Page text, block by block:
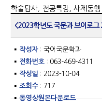
학술답사, 전공특강, 사제동
<2023학년도 국문과 브이로그
작성자 : 국어국문학과
전화번호 : 063-469-4311
작성일 : 2023-10-04
조회수 : 717
동영상원본다운로드